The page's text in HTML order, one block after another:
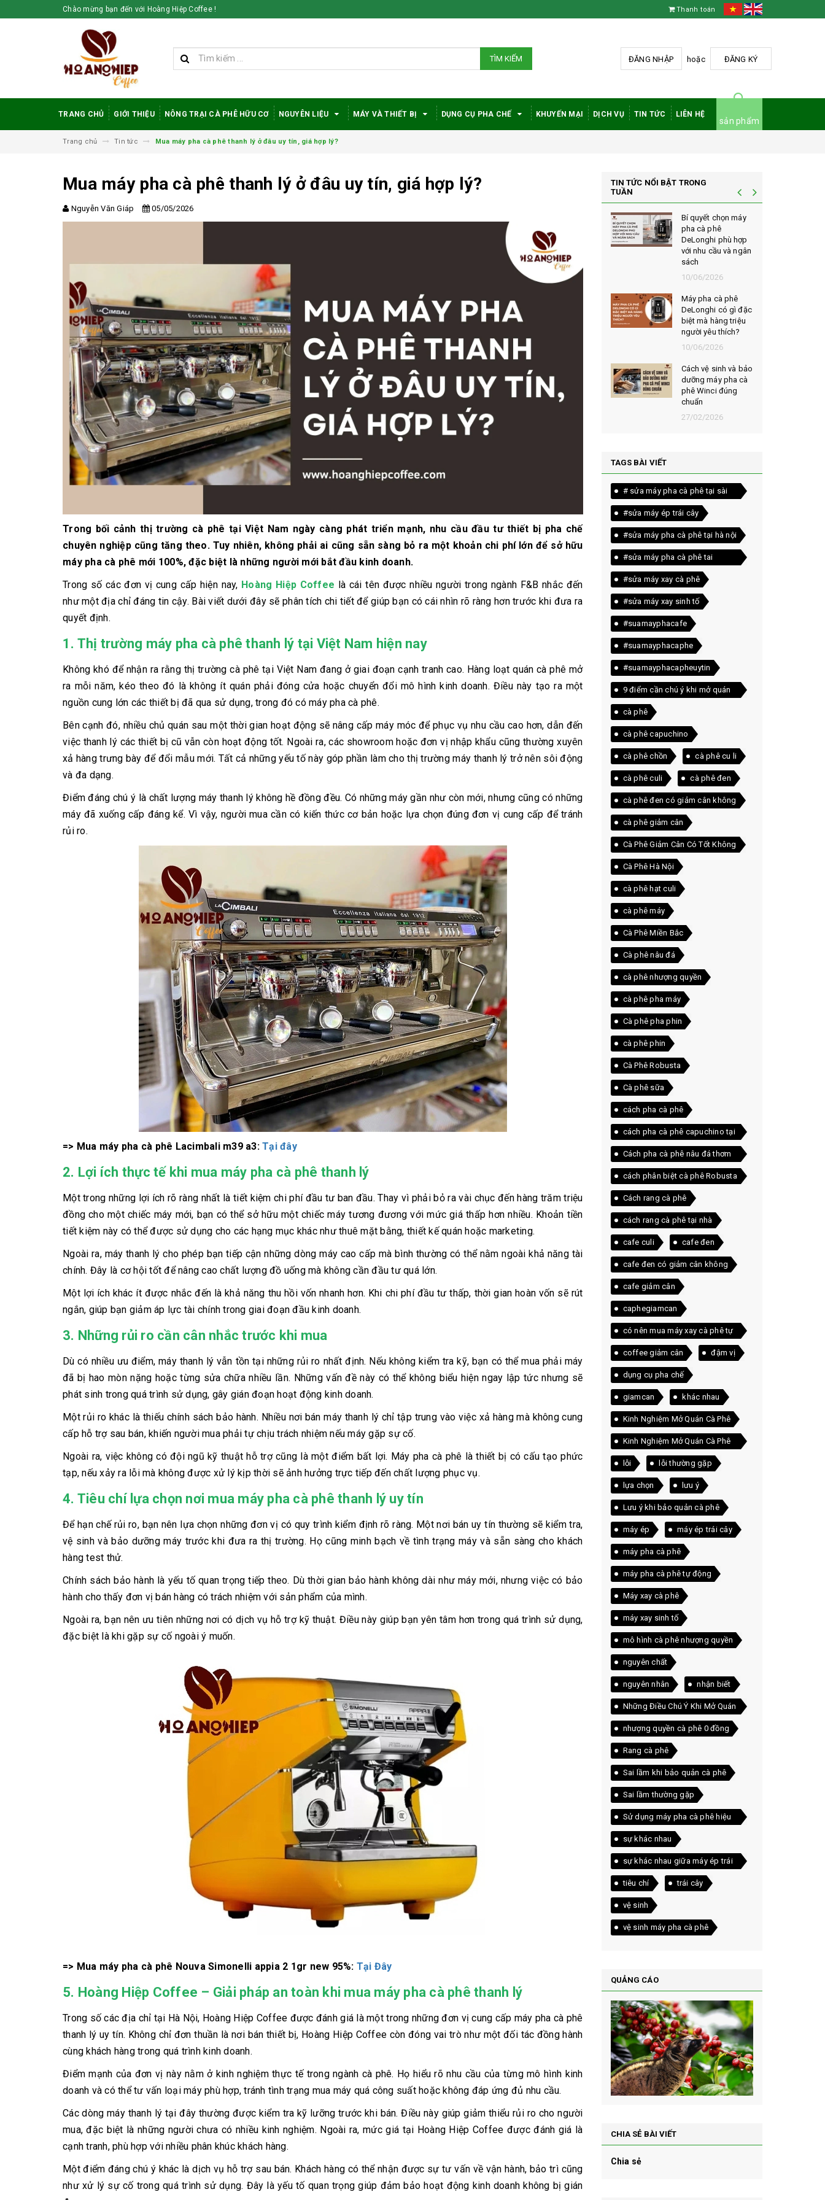
Chào mừng bạn đến với Hoàng Hiệp Coffee ! Thanh toán
TÌM KIẾM ĐĂNG NHẬP hoặc ĐĂNG KÝ
TRANG CHỦ GIỚI THIỆU NÔNG TRẠI CÀ PHÊ HỮU CƠ NGUYÊN LIỆU MÁY VÀ THIẾT BỊ DỤNG CỤ PHA CHẾ KHUYẾN MẠI DỊCH VỤ TIN TỨC LIÊN HỆ
sản phẩm
Trang chủ Tin tức Mua máy pha cà phê thanh lý ở đâu uy tín, giá hợp lý?
Mua máy pha cà phê thanh lý ở đâu uy tín, giá hợp lý?
Nguyễn Văn Giáp 05/05/2026
Trong bối cảnh thị trường cà phê tại Việt Nam ngày càng phát triển mạnh, nhu cầu đầu tư thiết bị pha chế
chuyên nghiệp cũng tăng theo. Tuy nhiên, không phải ai cũng sẵn sàng bỏ ra một khoản chi phí lớn để sở hữu
máy pha cà phê mới 100%, đặc biệt là những người mới bắt đầu kinh doanh.
Trong số các đơn vị cung cấp hiện nay, Hoàng Hiệp Coffee là cái tên được nhiều người trong ngành F&B nhắc đến
như một địa chỉ đáng tin cậy. Bài viết dưới đây sẽ phân tích chi tiết để giúp bạn có cái nhìn rõ ràng hơn trước khi đưa ra
quyết định.
1. Thị trường máy pha cà phê thanh lý tại Việt Nam hiện nay
Không khó để nhận ra rằng thị trường cà phê tại Việt Nam đang ở giai đoạn cạnh tranh cao. Hàng loạt quán cà phê mở
ra mỗi năm, kéo theo đó là không ít quán phải đóng cửa hoặc chuyển đổi mô hình kinh doanh. Điều này tạo ra một
nguồn cung lớn các thiết bị đã qua sử dụng, trong đó có máy pha cà phê.
Bên cạnh đó, nhiều chủ quán sau một thời gian hoạt động sẽ nâng cấp máy móc để phục vụ nhu cầu cao hơn, dẫn đến
việc thanh lý các thiết bị cũ vẫn còn hoạt động tốt. Ngoài ra, các showroom hoặc đơn vị nhập khẩu cũng thường xuyên
xả hàng trưng bày để đổi mẫu mới. Tất cả những yếu tố này góp phần làm cho thị trường máy thanh lý trở nên sôi động
và đa dạng.
Điểm đáng chú ý là chất lượng máy thanh lý không hề đồng đều. Có những máy gần như còn mới, nhưng cũng có những
máy đã xuống cấp đáng kể. Vì vậy, người mua cần có kiến thức cơ bản hoặc lựa chọn đúng đơn vị cung cấp để tránh
rủi ro.
=> Mua máy pha cà phê Lacimbali m39 a3: Tại đây
2. Lợi ích thực tế khi mua máy pha cà phê thanh lý
Một trong những lợi ích rõ ràng nhất là tiết kiệm chi phí đầu tư ban đầu. Thay vì phải bỏ ra vài chục đến hàng trăm triệu
đồng cho một chiếc máy mới, bạn có thể sở hữu một chiếc máy tương đương với mức giá thấp hơn nhiều. Khoản tiền
tiết kiệm này có thể được sử dụng cho các hạng mục khác như thuê mặt bằng, thiết kế quán hoặc marketing.
Ngoài ra, máy thanh lý cho phép bạn tiếp cận những dòng máy cao cấp mà bình thường có thể nằm ngoài khả năng tài
chính. Đây là cơ hội tốt để nâng cao chất lượng đồ uống mà không cần đầu tư quá lớn.
Một lợi ích khác ít được nhắc đến là khả năng thu hồi vốn nhanh hơn. Khi chi phí đầu tư thấp, thời gian hoàn vốn sẽ rút
ngắn, giúp bạn giảm áp lực tài chính trong giai đoạn đầu kinh doanh.
3. Những rủi ro cần cân nhắc trước khi mua
Dù có nhiều ưu điểm, máy thanh lý vẫn tồn tại những rủi ro nhất định. Nếu không kiểm tra kỹ, bạn có thể mua phải máy
đã bị hao mòn nặng hoặc từng sửa chữa nhiều lần. Những vấn đề này có thể không biểu hiện ngay lập tức nhưng sẽ
phát sinh trong quá trình sử dụng, gây gián đoạn hoạt động kinh doanh.
Một rủi ro khác là thiếu chính sách bảo hành. Nhiều nơi bán máy thanh lý chỉ tập trung vào việc xả hàng mà không cung
cấp hỗ trợ sau bán, khiến người mua phải tự chịu trách nhiệm nếu máy gặp sự cố.
Ngoài ra, việc không có đội ngũ kỹ thuật hỗ trợ cũng là một điểm bất lợi. Máy pha cà phê là thiết bị có cấu tạo phức
tạp, nếu xảy ra lỗi mà không được xử lý kịp thời sẽ ảnh hưởng trực tiếp đến chất lượng phục vụ.
4. Tiêu chí lựa chọn nơi mua máy pha cà phê thanh lý uy tín
Để hạn chế rủi ro, bạn nên lựa chọn những đơn vị có quy trình kiểm định rõ ràng. Một nơi bán uy tín thường sẽ kiểm tra,
vệ sinh và bảo dưỡng máy trước khi đưa ra thị trường. Họ cũng minh bạch về tình trạng máy và sẵn sàng cho khách
hàng test thử.
Chính sách bảo hành là yếu tố quan trọng tiếp theo. Dù thời gian bảo hành không dài như máy mới, nhưng việc có bảo
hành cho thấy đơn vị bán hàng có trách nhiệm với sản phẩm của mình.
Ngoài ra, bạn nên ưu tiên những nơi có dịch vụ hỗ trợ kỹ thuật. Điều này giúp bạn yên tâm hơn trong quá trình sử dụng,
đặc biệt là khi gặp sự cố ngoài ý muốn.
=> Mua máy pha cà phê Nouva Simonelli appia 2 1gr new 95%: Tại Đây
5. Hoàng Hiệp Coffee – Giải pháp an toàn khi mua máy pha cà phê thanh lý
Trong số các địa chỉ tại Hà Nội, Hoàng Hiệp Coffee được đánh giá là một trong những đơn vị cung cấp máy pha cà phê
thanh lý uy tín. Không chỉ đơn thuần là nơi bán thiết bị, Hoàng Hiệp Coffee còn đóng vai trò như một đối tác đồng hành
cùng khách hàng trong quá trình kinh doanh.
Điểm mạnh của đơn vị này nằm ở kinh nghiệm thực tế trong ngành cà phê. Họ hiểu rõ nhu cầu của từng mô hình kinh
doanh và có thể tư vấn loại máy phù hợp, tránh tình trạng mua máy quá công suất hoặc không đáp ứng đủ nhu cầu.
Các dòng máy thanh lý tại đây thường được kiểm tra kỹ lưỡng trước khi bán. Điều này giúp giảm thiểu rủi ro cho người
mua, đặc biệt là những người chưa có nhiều kinh nghiệm. Ngoài ra, mức giá tại Hoàng Hiệp Coffee được đánh giá là
cạnh tranh, phù hợp với nhiều phân khúc khách hàng.
Một điểm đáng chú ý khác là dịch vụ hỗ trợ sau bán. Khách hàng có thể nhận được sự tư vấn về vận hành, bảo trì cũng
như xử lý sự cố trong quá trình sử dụng. Đây là yếu tố quan trọng giúp đảm bảo hoạt động kinh doanh không bị gián
TIN TỨC NỔI BẬT TRONG
TUẦN
phê?
Bí quyết chọn mua
cà phê hạt rang
mộc thơm ngon,
chuẩn vị
10/06/2026
Những tiêu chí đánh
giá một loại bột cà
phê nguyên chất
ngon
10/06/2026
Máy pha cà phê
DeLonghi có gì đặc
biệt mà hàng triệu
người yêu thích?
10/06/2026
Cách vệ sinh và bảo
dưỡng máy pha cà
phê Winci đúng
27/02/2026
robusta rang mộc
được đánh giá cao
trong giới sành cà
phê?
10/06/2026
cà phê hạt rang
mộc thơm ngon,
10/06/2026
Những tiêu chí đánh
giá một loại bột cà
phê nguyên chất
Bí quyết chọn máy
pha cà phê
DeLonghi phù hợp
với nhu cầu và ngân
sách
10/06/2026
Máy pha cà phê
DeLonghi có gì đặc
biệt mà hàng triệu
người yêu thích?
10/06/2026
Cách vệ sinh và bảo
dưỡng máy pha cà
phê Winci đúng
chuẩn
27/02/2026
TAGS BÀI VIẾT
# sửa máy pha cà phê tại sài
gòn
#sửa máy ép trái cây
#sửa máy pha cà phê tại hà nội
#sửa máy pha cà phê tai
quảng trị
#sửa máy xay cà phê
#sửa máy xay sinh tố
#suamayphacafe
#suamayphacaphe
#suamayphacapheuytin
9 điểm cần chú ý khi mở quán
cà phê
cà phê
cà phê capuchino
cà phê chồn cà phê cu li
cà phê culi cà phê đen
cà phê đen có giảm cân không
cà phê giảm cân
Cà Phê Giảm Cân Có Tốt Không
Cà Phê Hà Nội
cà phê hạt culi
cà phê máy
Cà Phê Miền Bắc
Cà phê nâu đá
cà phê nhượng quyền
cà phê pha máy
Cà phê pha phin
cà phê phin
Cà Phê Robusta
Cà phê sữa
cách pha cà phê
cách pha cà phê capuchino tại
nhà
Cách pha cà phê nâu đá thơm
ngon ngay tại nhà
cách phân biệt cà phê Robusta
và Arabica
Cách rang cà phê
cách rang cà phê tại nhà
cafe culi cafe đen
cafe đen có giảm cân không
cafe giảm cân
caphegiamcan
có nên mua máy xay cà phê tự
động
coffee giảm cân đậm vị
dụng cụ pha chế
giamcan khác nhau
Kinh Nghiệm Mở Quán Cà Phê
Kinh Nghiệm Mở Quán Cà Phê
Thực Tế
lỗi lỗi thường gặp
lựa chọn lưu ý
Lưu ý khi bảo quản cà phê
máy ép máy ép trái cây
máy pha cà phê
máy pha cà phê tự động
Máy xay cà phê
máy xay sinh tố
mô hình cà phê nhượng quyền
nguyên chất
nguyên nhân nhận biết
Những Điều Chú Ý Khi Mở Quán
Cà Phê
nhượng quyền cà phê 0 đồng
Rang cà phê
Sai lầm khi bảo quản cà phê
Sai lầm thường gặp
Sử dụng máy pha cà phê hiệu
quả
sự khác nhau
sự khác nhau giữa máy ép trái
cây và máy xay sinh tố
tiêu chí trái cây
vệ sinh
vệ sinh máy pha cà phê
QUẢNG CÁO
CHIA SẺ BÀI VIẾT
Chia sẻ